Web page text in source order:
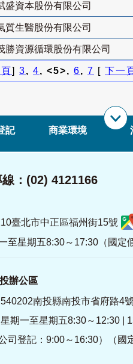
盛資本股份有限公司
質生醫股份有限公司
勝資源循環股份有限公司
] 3, 4, <5>, 6, 7 [ 下一
記 商業環境
：(02) 4121166
臺北市中正區福州街15號
至星期五8:30～17:30（國定
辦公區
540202南投縣南投市省府路4號
期一至星期五8:30～12:30 |
公司登記：9:00～16:30）（國